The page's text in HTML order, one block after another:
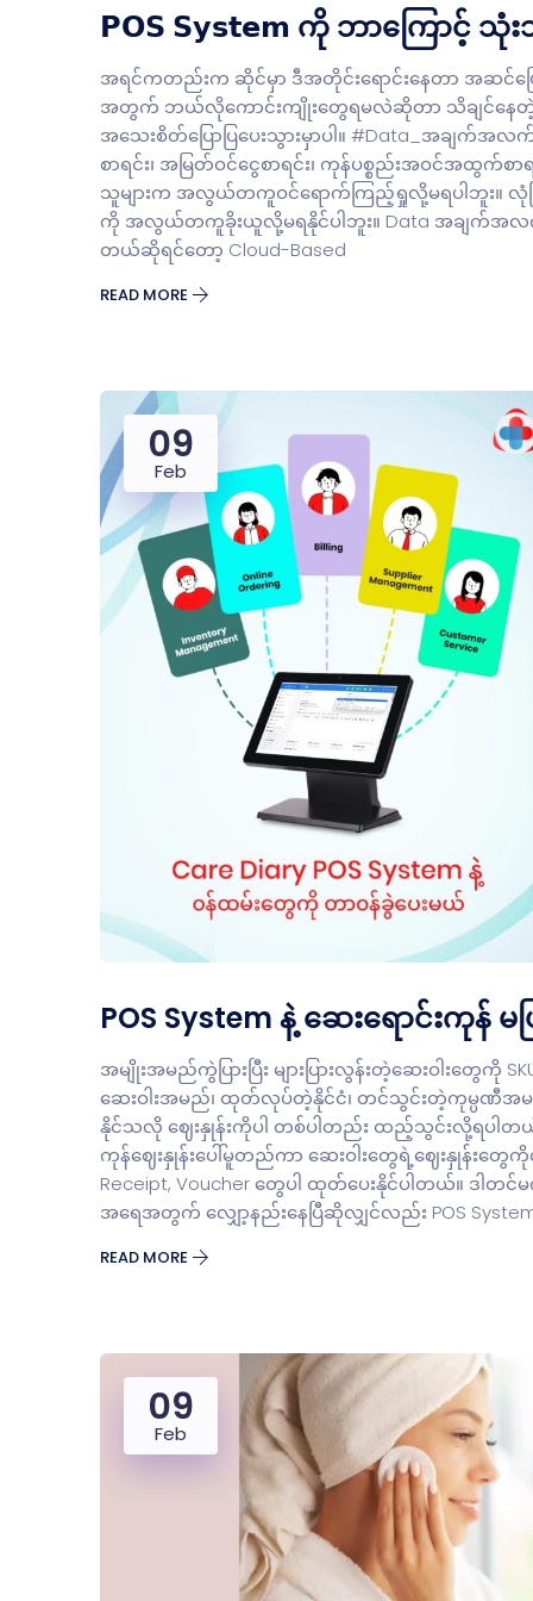
𝗣𝗢𝗦 𝗦𝘆𝘀𝘁𝗲𝗺 ကို ဘာကြောင့် သုံ
အရင်ကတည်းက ဆိုင်မှာ ဒီအတိုင်းရောင်းနေတာ အဆင်ပြ
အတွက် ဘယ်လိုကောင်းကျိုးတွေရမလဲဆိုတာ သိချင်န
အသေးစိတ်ပြောပြပေးသွားမှာပါ။ #Data_အချက်
စာရင်း၊ အမြတ်ဝင်ငွေစာရင်း၊ ကုန်ပစ္စည်းအဝင်အ
သူများက အလွယ်တကူဝင်ရောက်ကြည့်ရှုလို့မရပါဘူး။ လုံ
ကို အလွယ်တကူခိုးယူလို့မရနိုင်ပါဘူး။ Data အချက်အလက်
တယ်ဆိုရင်တော့ Cloud-Based
READ MORE
09
Feb
POS System နဲ့ ဆေးရောင်းကု
အမျိုးအမည်ကွဲပြားပြီး များပြားလွန်းတဲ့ဆေးဝါးတွေ
ဆေးဝါးအမည်၊ ထုတ်လုပ်တဲ့နိုင်ငံ၊ တင်သွင်းတဲ့ကုမ္ပဏီအမည်
နိုင်သလို ဈေးနှုန်းကိုပါ တစ်ပါတည်း ထည့်သွင်းလို့ရပါတယ်။
ကုန်ဈေးနှုန်းပေါ်မူတည်ကာ ဆေးဝါးတွေရဲ့ဈေးနှုန်းတွ
Receipt, Voucher တွေပါ ထုတ်ပေးနိုင်ပါတယ်။ ဒါတ
အရေအတွက် လျှော့နည်းနေပြီဆိုလျှင်လည်း POS
READ MORE
09
Feb